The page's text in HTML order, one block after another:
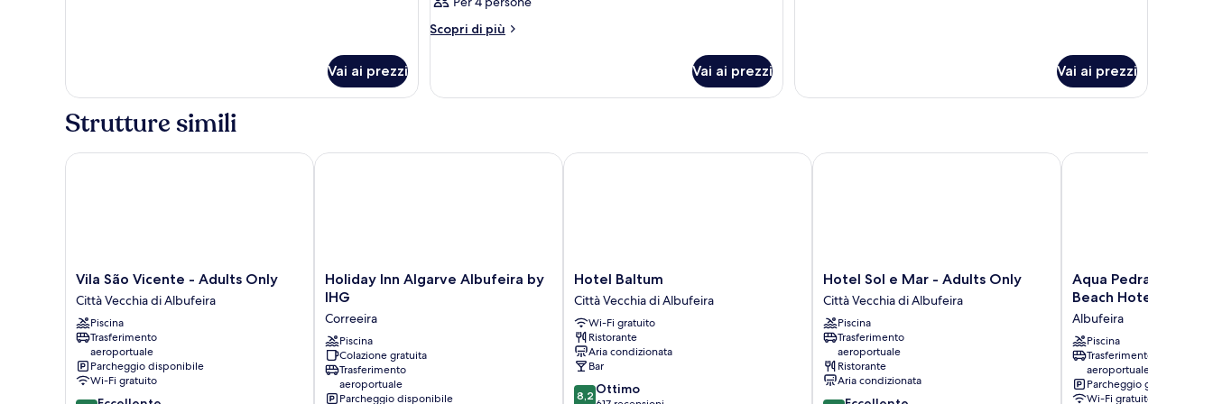
Vai ai prezzi
Scopri di più
Altri
Vai ai prezzi Vai ai prezzi
Strutture simili
Vila
São
Vicente
-
Adults
Only
Città
Vila São Vicente - Adults Only
Città Vecchia di Albufeira
Piscina
Trasferimento
aeroportuale
Parcheggio disponibile
Wi-Fi gratuito
Vila São Vicente - Adults Only
Holiday
Inn
Albufeira
by
IHG
Correeira
Holiday Inn Algarve Albufeira by
IHG
Correeira
Piscina
Colazione gratuita
Trasferimento
aeroportuale
Parcheggio disponibile
Holiday Inn Algarve Albufeira by IHG
Hotel
Baltum
Città
Vecchia
di
Albufeira
Hotel Baltum
Città Vecchia di Albufeira
Wi-Fi gratuito
Ristorante
Aria condizionata
Bar
8.2
8,2 Ottimo
Hotel Baltum
Hotel
Sol
e
Mar
-
Adults
Only
Città
Hotel Sol e Mar - Adults Only
Città Vecchia di Albufeira
Piscina
Trasferimento
aeroportuale
Ristorante
Aria condizionata
Hotel Sol e Mar - Adults Only
Aqua
Pedra
Bicos
Design
Beach
Hotel
-
Aqua Pedra dos
Beach Hotel -
Albufeira
Piscina
Trasferimento
aeroportuale
Parcheggio gratuito
Wi-Fi gratuito
Aqua Pedra dos Bicos